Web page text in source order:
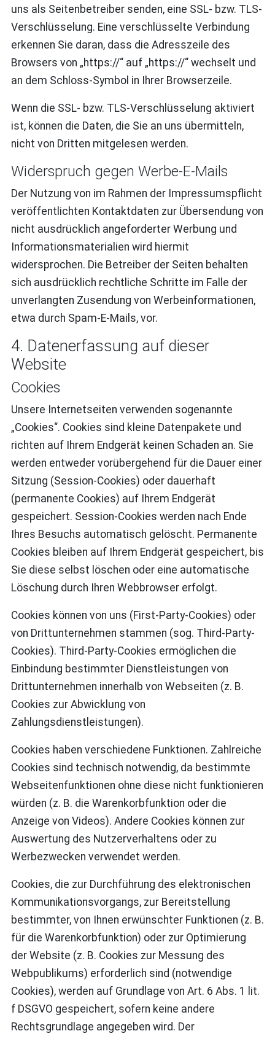
uns als Seitenbetreiber senden, eine SSL- bzw. TLS-
Verschlüsselung. Eine verschlüsselte Verbindung
erkennen Sie daran, dass die Adresszeile des
Browsers von „https://“ auf „https://“ wechselt und
an dem Schloss-Symbol in Ihrer Browserzeile.
Wenn die SSL- bzw. TLS-Verschlüsselung aktiviert
ist, können die Daten, die Sie an uns übermitteln,
nicht von Dritten mitgelesen werden.
Widerspruch gegen Werbe-E-Mails
Der Nutzung von im Rahmen der Impressumspflicht
veröffentlichten Kontaktdaten zur Übersendung von
nicht ausdrücklich angeforderter Werbung und
Informationsmaterialien wird hiermit
widersprochen. Die Betreiber der Seiten behalten
sich ausdrücklich rechtliche Schritte im Falle der
unverlangten Zusendung von Werbeinformationen,
etwa durch Spam-E-Mails, vor.
4. Datenerfassung auf dieser
Website
Cookies
Unsere Internetseiten verwenden sogenannte
„Cookies“. Cookies sind kleine Datenpakete und
richten auf Ihrem Endgerät keinen Schaden an. Sie
werden entweder vorübergehend für die Dauer einer
Sitzung (Session-Cookies) oder dauerhaft
(permanente Cookies) auf Ihrem Endgerät
gespeichert. Session-Cookies werden nach Ende
Ihres Besuchs automatisch gelöscht. Permanente
Cookies bleiben auf Ihrem Endgerät gespeichert, bis
Sie diese selbst löschen oder eine automatische
Löschung durch Ihren Webbrowser erfolgt.
Cookies können von uns (First-Party-Cookies) oder
von Drittunternehmen stammen (sog. Third-Party-
Cookies). Third-Party-Cookies ermöglichen die
Einbindung bestimmter Dienstleistungen von
Drittunternehmen innerhalb von Webseiten (z. B.
Cookies zur Abwicklung von
Zahlungsdienstleistungen).
Cookies haben verschiedene Funktionen. Zahlreiche
Cookies sind technisch notwendig, da bestimmte
Webseitenfunktionen ohne diese nicht funktionieren
würden (z. B. die Warenkorbfunktion oder die
Anzeige von Videos). Andere Cookies können zur
Auswertung des Nutzerverhaltens oder zu
Werbezwecken verwendet werden.
Cookies, die zur Durchführung des elektronischen
Kommunikationsvorgangs, zur Bereitstellung
bestimmter, von Ihnen erwünschter Funktionen (z. B.
für die Warenkorbfunktion) oder zur Optimierung
der Website (z. B. Cookies zur Messung des
Webpublikums) erforderlich sind (notwendige
Cookies), werden auf Grundlage von Art. 6 Abs. 1 lit.
f DSGVO gespeichert, sofern keine andere
Rechtsgrundlage angegeben wird. Der